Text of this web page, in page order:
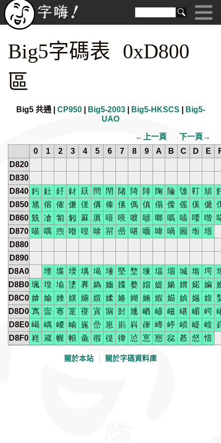
Big5字碼表 0xD800
區
Big5 共通 | CP950| Big5-2003| Big5-HKSCS
Big5-
UAO
←上一頁
下一頁→
0
1 2 3 4 5 6 7 8 9 A B C D E
D820
D830
D840 釫 釷 釨 釮 镺 閆 閈 陼 陭 陫 陱 陯 隿 靪 頄
D850 馗 傛 傕 傔 傞 傋 傣 傃 傌 傎 傝 偨 傜 傒 傂
D860 兟 凔 匒 匑 厤 厧 喑 喨 喥 喭 啷 噅 喢 喓 喈
D870 喵 喁 喣 喒 喤 啽 喌 喦 啿 喕 喡 喎 圌 堩 堷
D880
D890
D8A0
堙 堞 堧 堣 堨 埵 塈 堥 堜 堛 堳 堿 堶 堮
D8B0 堸 堭 堬 堻 奡 媯 媔 媟 婺 媢 媞 婸 媦 婼 媥
D8C0 媕 媮 娷 媄 媊 媗 媃 媋 媩 婻 婽 媌 媜 媏 媓
D8D0 寪 寍 寋 寔 寑 寊 寎 尌 尰 崷 嵃 嵫 嵁 嵋 崿
D8E0 嵑 嵎 嵕 崳 崺 嵒 崽 崱 嵙 嵂 崹 嵉 崸 崼 崲
D8F0 嵀 嵅 幄 幁 彘 徦 徥 徫 惉 悹 惌 惢 惎 惄 愔
關於本站 關於字碼資料庫